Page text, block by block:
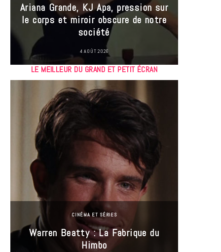
Ariana Grande, KJ Apa, pression sur
le corps et miroir obscure de notre
société
4 AOÛT 2026
LE MEILLEUR DU GRAND ET PETIT ÉCRAN
CINÉMA ET SÉRIES
Warren Beatty : La Fabrique du
Himbo